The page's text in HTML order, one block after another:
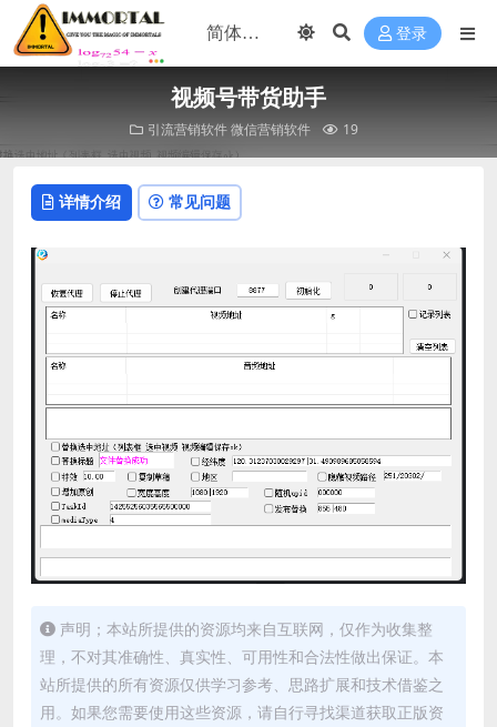
登录
视频号带货助手
引流营销软件微信营销软件 19
详情介绍 常见问题
声明；本站所提供的资源均来自互联网，仅作为收集整
理，不对其准确性、真实性、可用性和合法性做出保证。本
站所提供的所有资源仅供学习参考、思路扩展和技术借鉴之
用。如果您需要使用这些资源，请自行寻找渠道获取正版资